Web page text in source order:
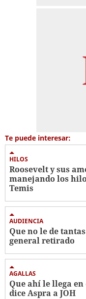
Te puede interesar:
HILOS
Roosevelt y sus
manejando los
Temis
AUDIENCIA
Que no le de
general retirado
AGALLAS
Que ahí le llega
dice Aspra a JOH